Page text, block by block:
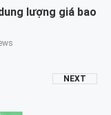
lượng giá bao
NEXT